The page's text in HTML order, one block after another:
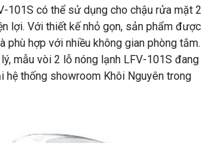
101S có thể sử dụng cho chậu rửa mặt 2
lợi. Với thiết kế nhỏ gọn, sản phẩm được
phù hợp với nhiều không gian phòng tắm.
mẫu vòi 2 lỗ nóng lạnh LFV-101S đang
hệ thống showroom Khôi Nguyên trong